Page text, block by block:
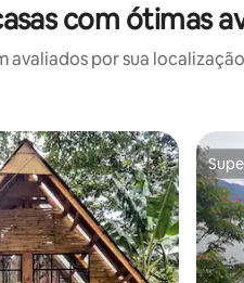
com ótimas
por sua